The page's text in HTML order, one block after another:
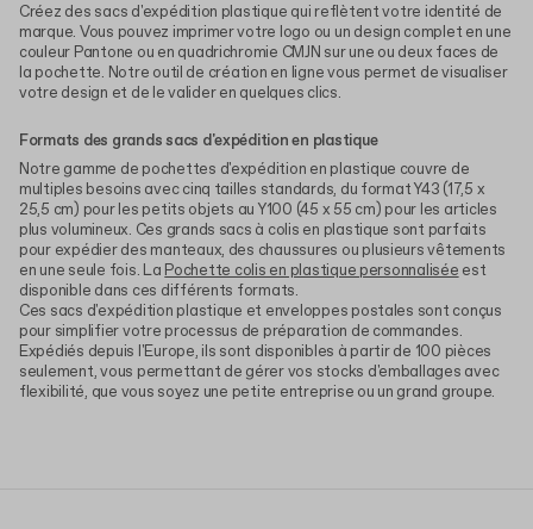
Créez des sacs d'expédition plastique qui reflètent votre identité de
marque. Vous pouvez imprimer votre logo ou un design complet en une
couleur Pantone ou en quadrichromie CMJN sur une ou deux faces de
la pochette. Notre outil de création en ligne vous permet de visualiser
votre design et de le valider en quelques clics.
Formats des grands sacs d'expédition en plastique
Notre gamme de pochettes d'expédition en plastique couvre de
multiples besoins avec cinq tailles standards, du format Y43 (17,5 x
25,5 cm) pour les petits objets au Y100 (45 x 55 cm) pour les articles
plus volumineux. Ces grands sacs à colis en plastique sont parfaits
pour expédier des manteaux, des chaussures ou plusieurs vêtements
en une seule fois. La Pochette colis en plastique personnalisée est
disponible dans ces différents formats.
Ces sacs d'expédition plastique et enveloppes postales sont conçus
pour simplifier votre processus de préparation de commandes.
Expédiés depuis l'Europe, ils sont disponibles à partir de 100 pièces
seulement, vous permettant de gérer vos stocks d'emballages avec
flexibilité, que vous soyez une petite entreprise ou un grand groupe.